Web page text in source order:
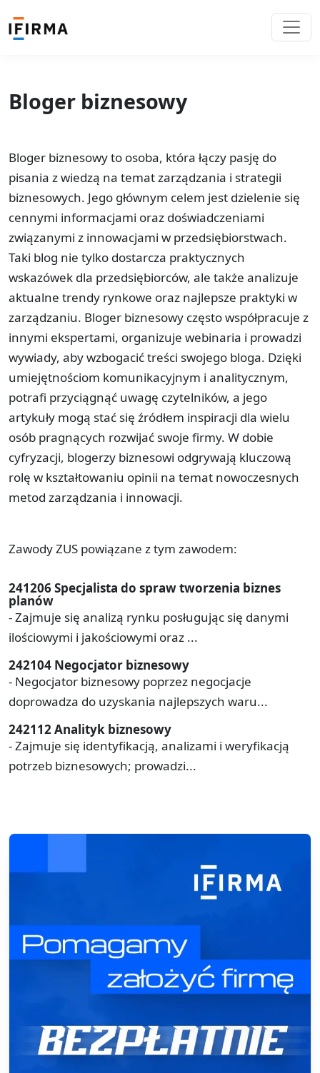
Bloger biznesowy
Bloger biznesowy to osoba, która łączy pasję do
pisania z wiedzą na temat zarządzania i strategii
biznesowych. Jego głównym celem jest dzielenie się
cennymi informacjami oraz doświadczeniami
związanymi z innowacjami w przedsiębiorstwach.
Taki blog nie tylko dostarcza praktycznych
wskazówek dla przedsiębiorców, ale także analizuje
aktualne trendy rynkowe oraz najlepsze praktyki w
zarządzaniu. Bloger biznesowy często współpracuje z
innymi ekspertami, organizuje webinaria i prowadzi
wywiady, aby wzbogacić treści swojego bloga. Dzięki
umiejętnościom komunikacyjnym i analitycznym,
potrafi przyciągnąć uwagę czytelników, a jego
artykuły mogą stać się źródłem inspiracji dla wielu
osób pragnących rozwijać swoje firmy. W dobie
cyfryzacji, blogerzy biznesowi odgrywają kluczową
rolę w kształtowaniu opinii na temat nowoczesnych
metod zarządzania i innowacji.
Zawody ZUS powiązane z tym zawodem:
241206 Specjalista do spraw tworzenia biznes
planów
- Zajmuje się analizą rynku posługując się danymi
ilościowymi i jakościowymi oraz ...
242104 Negocjator biznesowy
- Negocjator biznesowy poprzez negocjacje
doprowadza do uzyskania najlepszych waru...
242112 Analityk biznesowy
- Zajmuje się identyfikacją, analizami i weryfikacją
potrzeb biznesowych; prowadzi...